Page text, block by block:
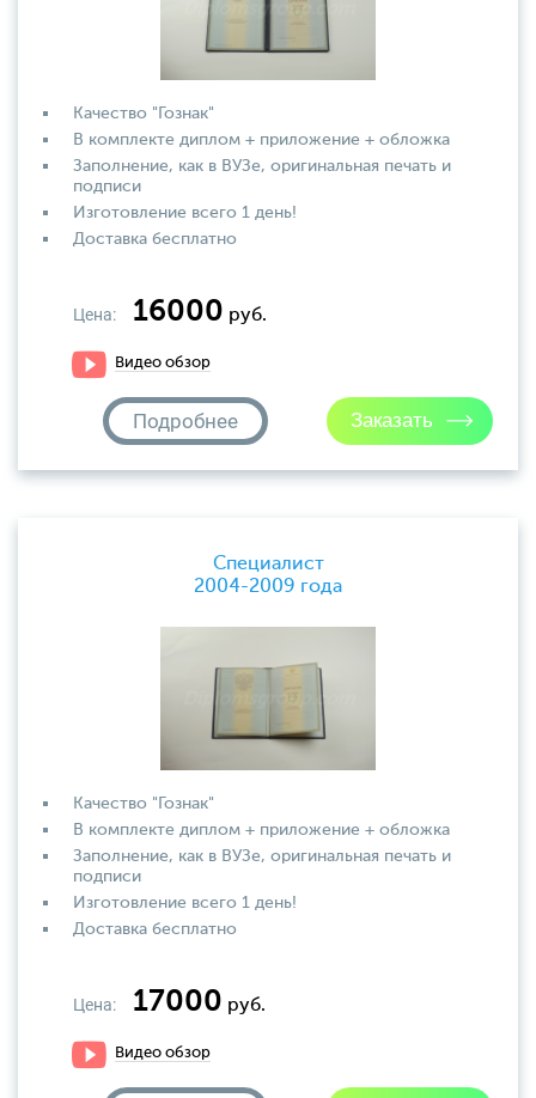
Качество "Гознак"
В комплекте диплом + приложение + обложка
Заполнение, как в ВУЗе, оригинальная печать и
подписи
Изготовление всего 1 день!
Доставка бесплатно
Цена: 16000 руб.
Видео обзор
Подробнее
Специалист
2004-2009 года
Качество "Гознак"
В комплекте диплом + приложение + обложка
Заполнение, как в ВУЗе, оригинальная печать и
подписи
Изготовление всего 1 день!
Доставка бесплатно
Цена: 17000 руб.
Видео обзор